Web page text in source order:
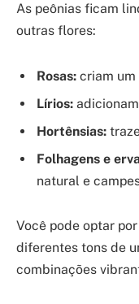
As peônias ficam
outras flores:
Rosas: criam
Lírios:
Hortênsias:
Folhagens e
natural e
Você pode optar
diferentes tons de
combinações